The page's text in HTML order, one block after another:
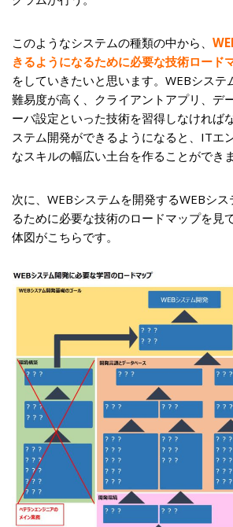
このようなシステムの種類の中から、
きるようになるために必要な技術ロード
をしていきたいと思います。WEBシステ
難易度が高く、クライアントアプリ、デ
ーバ設定といった技術を習得しなければ
ステム開発ができるようになると、ITエ
なスキルの幅広い土台を作ることができま
次に、WEBシステムを開発するWEBシ
るために必要な技術のロードマップを見
体図がこちらです。